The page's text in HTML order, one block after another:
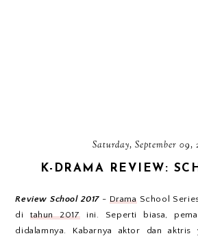
Saturday, September 09,
K-DRAMA REVIEW:
Review School 2017 - DramaSchool
di tahun 2017ini. Seperti biasa,
didalamnya. Kabarnya aktor dan aktris